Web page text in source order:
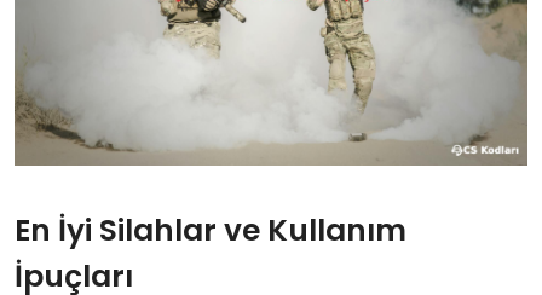
En İyi Silahlar ve Kullanım
İpuçları